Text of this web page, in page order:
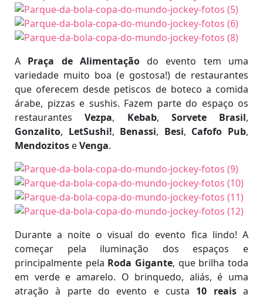
A Praça de Alimentaçãodo evento tem uma
variedade muito boa (e gostosa!) de restaurantes
que oferecem desde petiscos de boteco a comida
árabe, pizzas e sushis. Fazem parte do espaço os
restaurantesVezpa, Kebab, Sorvete Brasil,
Gonzalito, LetSushi!, Benassi, Besi, Cafofo Pub,
Mendozitos eVenga.
Durante a noite o visual do evento fica lindo! A
começar pela iluminação dos espaços e
principalmente pela Roda Gigante, que brilha toda
em verde e amarelo. O brinquedo, aliás, é uma
atração à parte do evento e custa 10 reaisa